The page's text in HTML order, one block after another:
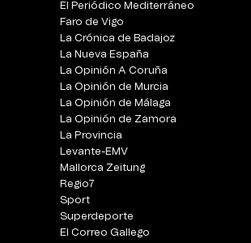
El Periódico Mediterráneo
Faro de Vigo
La Crónica de Badajoz
La Nueva España
La Opinión A Coruña
La Opinión de Murcia
La Opinión de Málaga
La Opinión de Zamora
La Provincia
Levante-EMV
Mallorca Zeitung
Regio7
Sport
Superdeporte
El Correo Gallego